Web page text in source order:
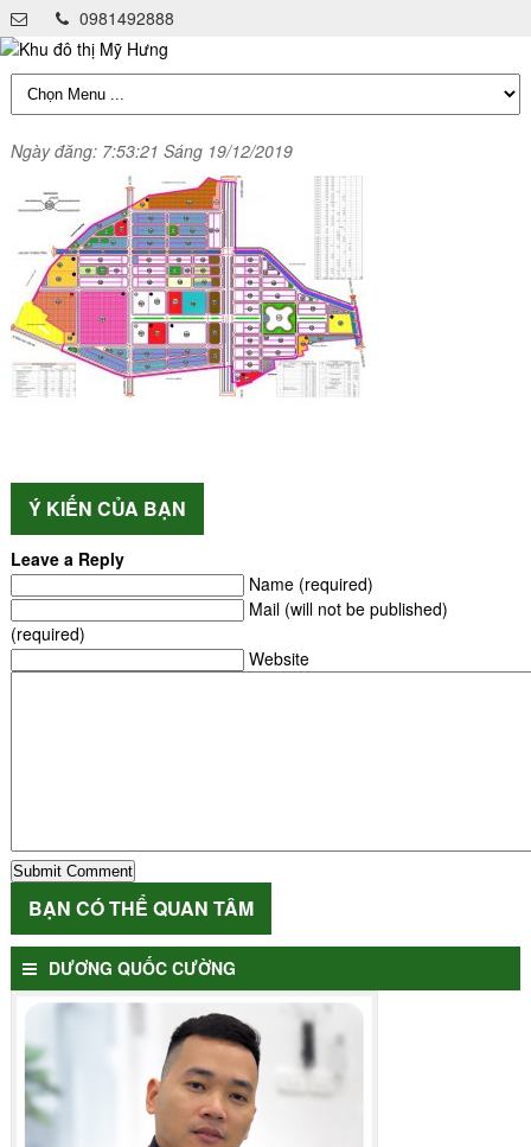
0981492888
Ngày đăng: 7:53:21 Sáng 19/12/2019
Ý KIẾN CỦA BẠN
Leave a Reply
Name (required)
Mail (will not be published)
(required)
Website
BẠN CÓ THỂ QUAN TÂM
DƯƠNG QUỐC CƯỜNG